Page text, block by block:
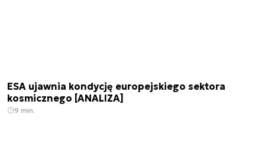
ESA ujawnia kondycję europejskiego sektora
kosmicznego [ANALIZA]
9 min.